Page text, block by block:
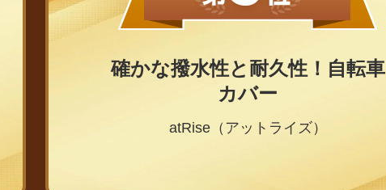
確かな撥水性と耐久性！自転車
カバー
atRise（アットライズ）